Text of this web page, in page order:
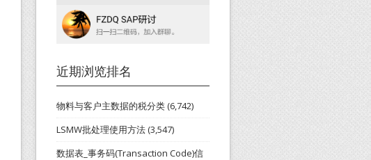
近期浏览排名
物料与客户主数据的税分类(6,742)
LSMW批处理使用方法(3,547)
数据表_事务码(Transaction Code)信